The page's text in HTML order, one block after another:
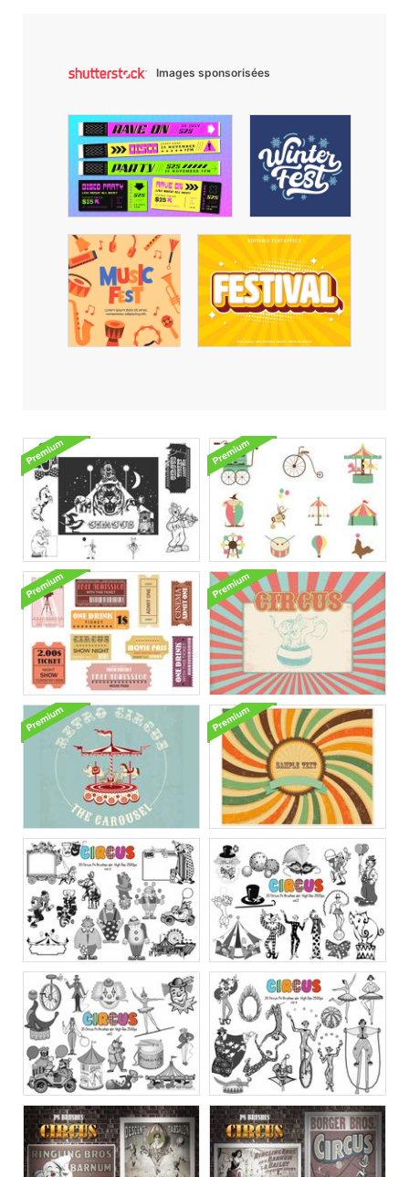
Images sponsorisées